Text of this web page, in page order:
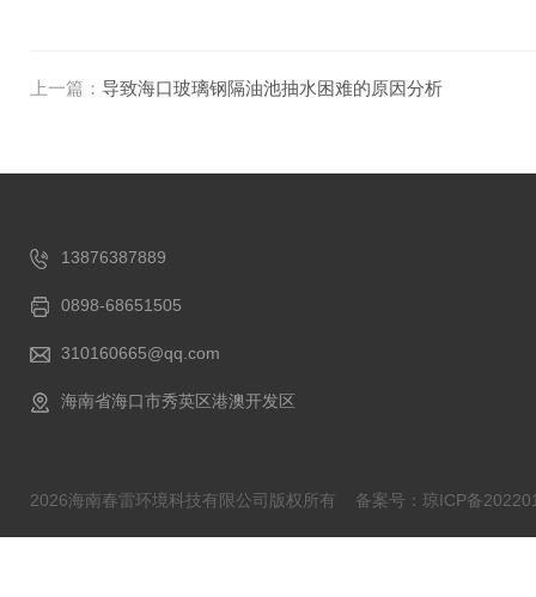
上一篇： 导致海口玻璃钢隔油池抽水困难的原因分析
13876387889
0898-68651505
310160665@qq.com
海南省海口市秀英区港澳开发区
2026海南春雷环境科技有限公司版权所有 备案号：琼ICP备